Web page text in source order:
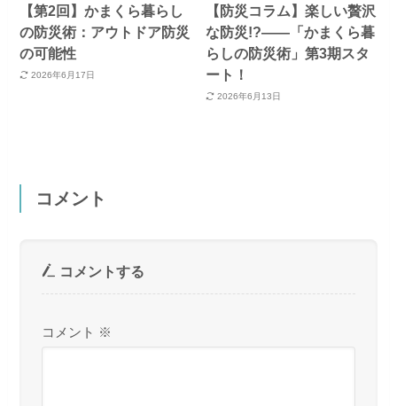
【第2回】かまくら暮らし
の防災術：アウトドア防災
の可能性
2026年6月17日
【防災コラム】楽しい贅沢
な防災!?――「かまくら暮
らしの防災術」第3期スタ
ート！
2026年6月13日
コメント
コメントする
コメント ※